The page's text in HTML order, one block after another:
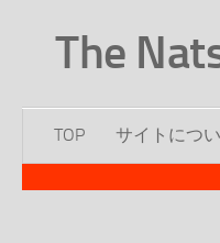
The
TOP サイトにつ